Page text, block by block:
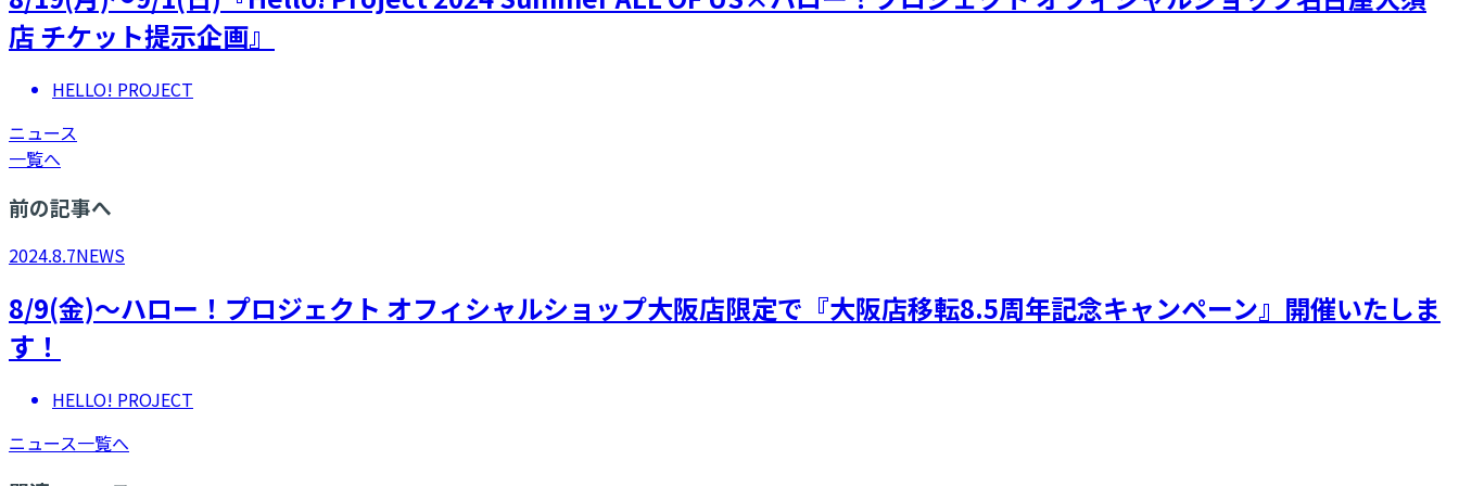
店 チケット提示企画』
HELLO! PROJECT
ニュース
一覧へ
前の記事へ
2024.8.7NEWS
8/9(金)～ハロー！プロジェクト オフィシャルショップ大阪店限定で『大阪店移転8.5周年記念キャンペーン』開催いたしま
す！
HELLO! PROJECT
ニュース一覧へ